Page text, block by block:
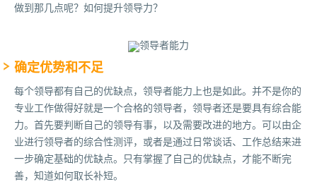
做到那几点呢？如何提升领导力？
确定优势和不足
每个领导都有自己的优缺点，领导者能力上也是如此。并不是你的
专业工作做得好就是一个合格的领导者，领导者还是要具有综合能
力。首先要判断自己的领导有事，以及需要改进的地方。可以由企
业进行领导者的综合性测评，或者是通过日常谈话、工作总结来进
一步确定基础的优缺点。只有掌握了自己的优缺点，才能不断完
善，知道如何取长补短。